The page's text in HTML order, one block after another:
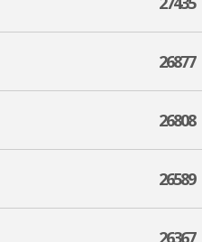
26877
26808
26589
26367